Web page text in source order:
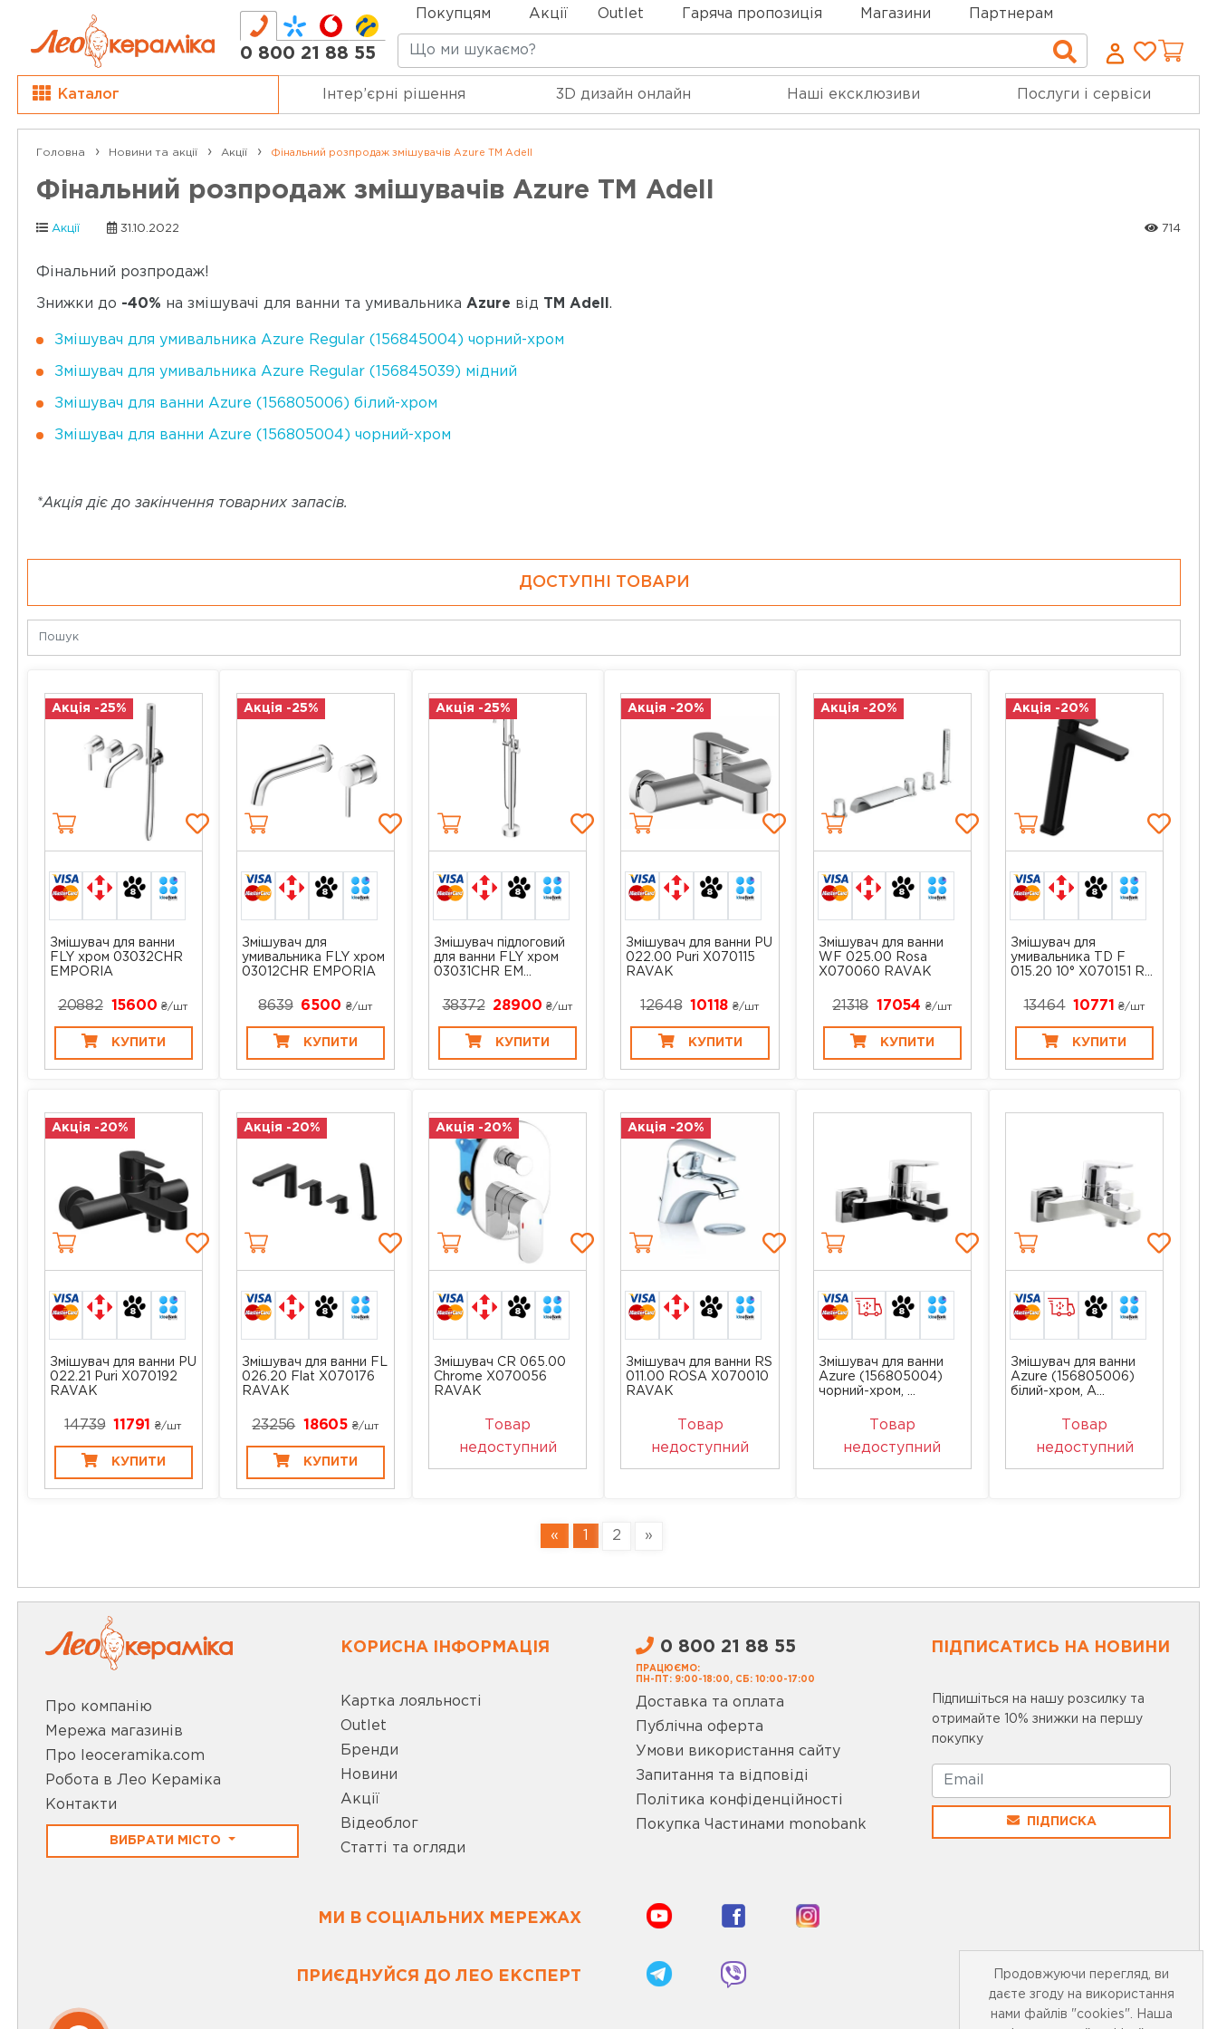
Покупцям Акції Outlet Гаряча пропозиція Магазини Партнерам
0 800 21 88 55 Пошук
Каталог Інтер’єрні рішення 3D дизайн онлайн Наші ексклюзиви Послуги і сервіси
Головна Новини та акції Акції Фінальний розпродаж змішувачів Azure TM Adell
Фінальний розпродаж змішувачів Azure TM Adell
Акції 31.10.2022 714
Фінальний розпродаж!
Знижки до -40% на змішувачі для ванни та умивальника Azure від ТМ Adell .
Змішувач для умивальника Azure Regular (156845004) чорний-хром
Змішувач для умивальника Azure Regular (156845039) мідний
Змішувач для ванни Azure (156805006) білий-хром
Змішувач для ванни Azure (156805004) чорний-хром
*Акція діє до закінчення товарних запасів.
ДОСТУПНІ ТОВАРИ
Акція -25%
Змішувач для ванни
FLY хром 03032CHR
EMPORIA
20882 15600₴/шт
КУПИТИ
Акція -25%
Змішувач для
умивальника FLY хром
03012CHR EMPORIA
8639 6500 ₴/шт
КУПИТИ
Акція -25%
Змішувач підлоговий
для ванни FLY хром
03031CHR EM...
38372 28900₴/шт
КУПИТИ
Акція -20%
Змішувач для ванни PU
022.00 Puri X070115
RAVAK
12648 10118 ₴/шт
КУПИТИ
Акція -20%
Змішувач для ванни
WF 025.00 Rosa
X070060 RAVAK
21318 17054 ₴/шт
КУПИТИ
Акція -20%
Змішувач для
умивальника TD F
015.20 10° X070151 R...
13464 10771₴/шт
КУПИТИ
Акція -20%
Змішувач для ванни PU
022.21 Puri X070192
RAVAK
14739 11791 ₴/шт
КУПИТИ
Акція -20%
Змішувач для ванни FL
026.20 Flat X070176
RAVAK
23256 18605 ₴/шт
КУПИТИ
Акція -20%
Змішувач CR 065.00
Chrome X070056
RAVAK
Товар
недоступний
Акція -20%
Змішувач для ванни RS
011.00 ROSA X070010
RAVAK
Товар
недоступний
Змішувач для ванни
Azure (156805004)
чорний-хром, ...
Товар
недоступний
Змішувач для ванни
Azure (156805006)
білий-хром, A...
Товар
недоступний
« 2 »
Про компанію
Мережа магазинів
Про leoceramika.com
Робота в Лео Кераміка
Контакти
ВИБРАТИ МІСТО
КОРИСНА ІНФОРМАЦІЯ
Картка лояльності
Outlet
Бренди
Новини
Акції
Відеоблог
Статті та огляди
0 800 21 88 55
ПРАЦЮЄМО:
ПН-ПТ: 9:00-18:00, СБ: 10:00-17:00
Доставка та оплата
Публічна оферта
Умови використання сайту
Запитання та відповіді
Політика конфіденційності
Покупка Частинами monobank
ПІДПИСАТИСЬ НА НОВИНИ
Підпишіться на нашу розсилку та
отримайте 10% знижки на першу
покупку
ПІДПИСКА
МИ В СОЦІАЛЬНИХ МЕРЕЖАХ
ПРИЄДНУЙСЯ ДО ЛЕО ЕКСПЕРТ
Продовжуючи перегляд, ви
даєте згоду на використання
нами файлів "cookies". Наша